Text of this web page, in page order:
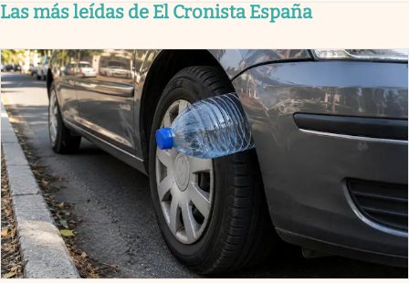
Las más leídas de El Cronista España